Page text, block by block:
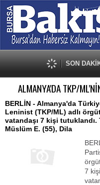
SON
ALMANYA'DA TKP/
BERLİN - Almanya'da
Leninist (TKP/ML) adlı
vatandaşı 7 kişi tutuklandı.
Müslüm E. (55), Dila
7